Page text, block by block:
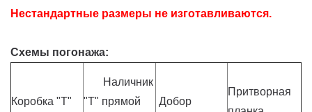
Нестандартные размеры не изготавливаются.
Схемы погонажа:
Коробка "Т"
Наличник
"Т" прямой
Добор
Притворная